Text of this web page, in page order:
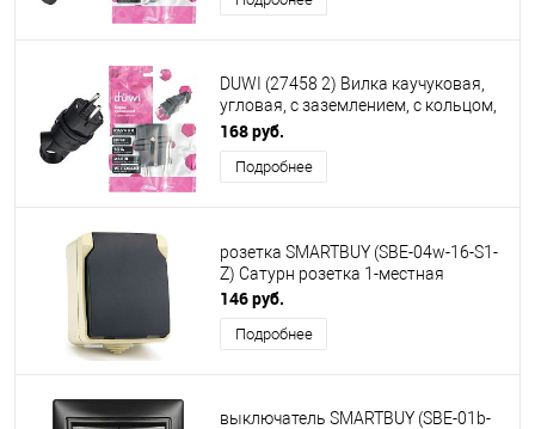
DUWI (27458 2) Вилка каучуковая,
угловая, с заземлением, с кольцом,
16A, 230В, IP44, черный
168 руб.
Подробнее
розетка SMARTBUY (SBE-04w-16-S1-
Z) Сатурн розетка 1-местная
146 руб.
Подробнее
выключатель SMARTBUY (SBE-01b-